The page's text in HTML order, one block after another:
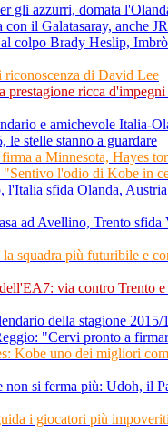
gli azzurri, domata
con il Galatasaray, anche
colpo Brady Heslip,
riconoscenza di David Lee
prestagione ricca
e amichevole Italia-
le stelle stanno a guardare
a Minnesota, Hayes
"Sentivo l'odio di Kobe in
l'Italia sfida Olanda,
ad Avellino, Trento sfida
squadra più futuribile e
via contro Trento
della stagione 2015/
"Cervi pronto a
Kobe uno dei migliori
non si ferma più: Udoh, il
i giocatori più